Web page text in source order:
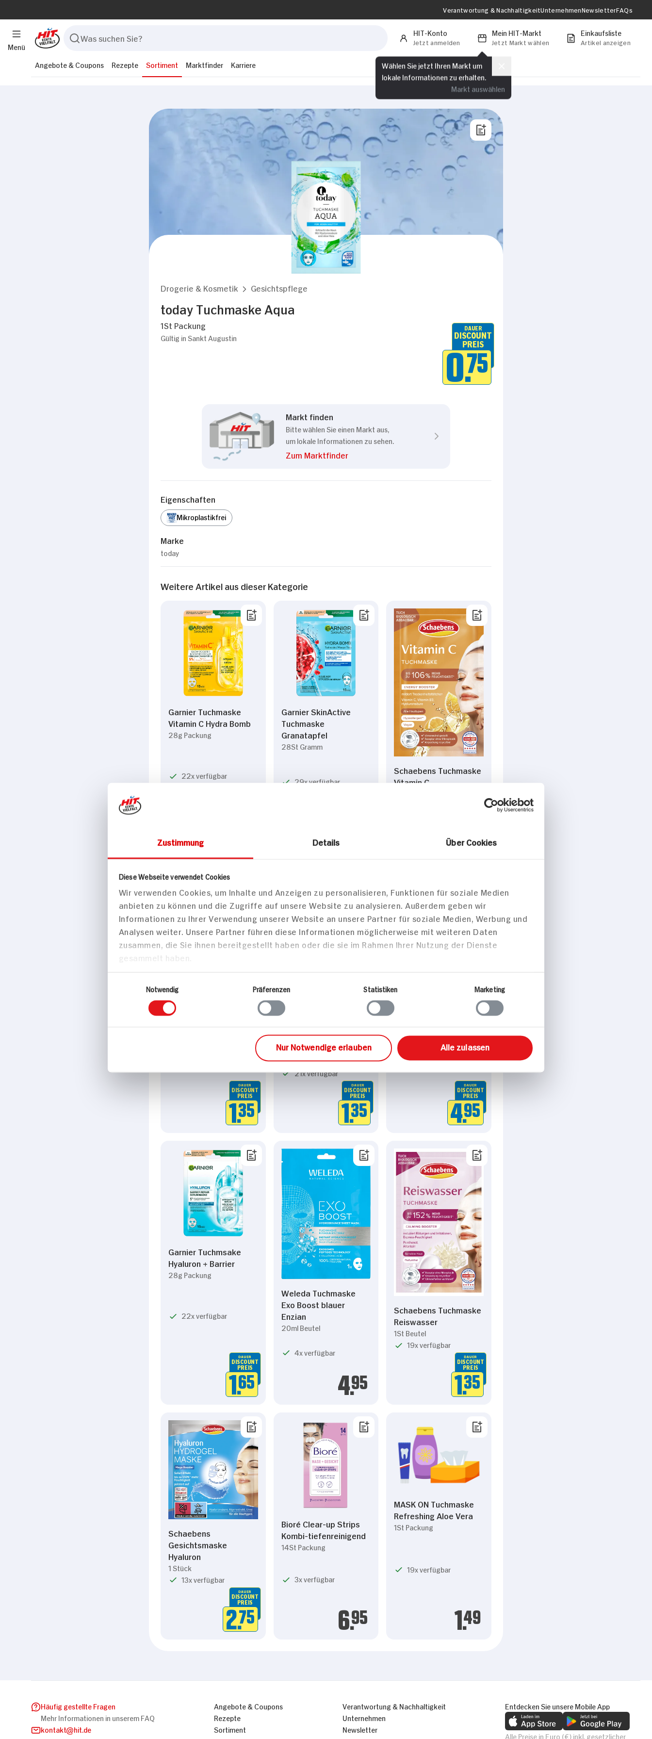
Zustimmung Details Über Cookies
Diese Webseite verwendet Cookies
Wir verwenden Cookies, um Inhalte und Anzeigen zu personalisieren, Funktionen für soziale Medien
anbieten zu können und die Zugriffe auf unsere Website zu analysieren. Außerdem geben wir
Informationen zu Ihrer Verwendung unserer Website an unsere Partner für soziale Medien, Werbung und
Analysen weiter. Unsere Partner führen diese Informationen möglicherweise mit weiteren Daten
zusammen, die Sie ihnen bereitgestellt haben oder die sie im Rahmen Ihrer Nutzung der Dienste
gesammelt haben.
Notwendig
Präferenzen Statistiken Marketing
Nur Notwendige erlauben Alle zulassen
Menü
Verantwortung & NachhaltigkeitUnternehmenNewsletterFAQs
HIT-Konto
Jetzt anmelden
Mein HIT-Markt
Jetzt Markt wählen
Wählen Sie jetzt Ihren Markt um
lokale Informationen zu erhalten.
Markt auswählen
Einkaufsliste
Artikel anzeigen
Angebote & Coupons Rezepte Sortiment Marktfinder Karriere
Drogerie & Kosmetik Gesichtspflege
today Tuchmaske Aqua
1St Packung
Gültig in Sankt Augustin
DAUER
DISCOUNT
PREIS
0.75
Markt finden
Bitte wählen Sie einen Markt aus,
um lokale Informationen zu sehen.
Zum Marktfinder
Eigenschaften
Mikroplastikfrei
Marke
today
Weitere Artikel aus dieser Kategorie
Garnier Tuchmaske
Vitamin C Hydra Bomb
28g Packung
22x verfügbar
Garnier SkinActive
Tuchmaske
Granatapfel
28St Gramm
29x verfügbar
Schaebens Tuchmaske
Vitamin C
1.35
Aloe Vera
1St Beutel
DAUER
DISCOUNT
PREIS
1.35
Schaebens Tuchmaske
Hyaluron
1St Beutel
21x verfügbar
DAUER
DISCOUNT
PREIS
1.35
Aktivkohle
6St Packung
9x verfügbar
DAUER
DISCOUNT
PREIS
4.95
Garnier Tuchmsake
Hyaluron + Barrier
28g Packung
22x verfügbar
DAUER
DISCOUNT
PREIS
1.65
Weleda Tuchmaske
Exo Boost blauer
Enzian
20ml Beutel
4x verfügbar
4.95
Schaebens Tuchmaske
Reiswasser
1St Beutel
19x verfügbar
DAUER
DISCOUNT
PREIS
1.35
Schaebens
Gesichtsmaske
Hyaluron
1 Stück
13x verfügbar
DAUER
DISCOUNT
PREIS
2.75
Bioré Clear-up Strips
Kombi-tiefenreinigend
14St Packung
3x verfügbar
6.95
MASK ON Tuchmaske
Refreshing Aloe Vera
1St Packung
19x verfügbar
1.49
Häufig gestellte Fragen
Mehr Informationen in unserem FAQ
kontakt
hit.de
Angebote & Coupons
Rezepte
Sortiment
Verantwortung & Nachhaltigkeit
Unternehmen
Newsletter
Entdecken Sie unsere Mobile App
Alle Preise in Euro (€) inkl. gesetzlicher